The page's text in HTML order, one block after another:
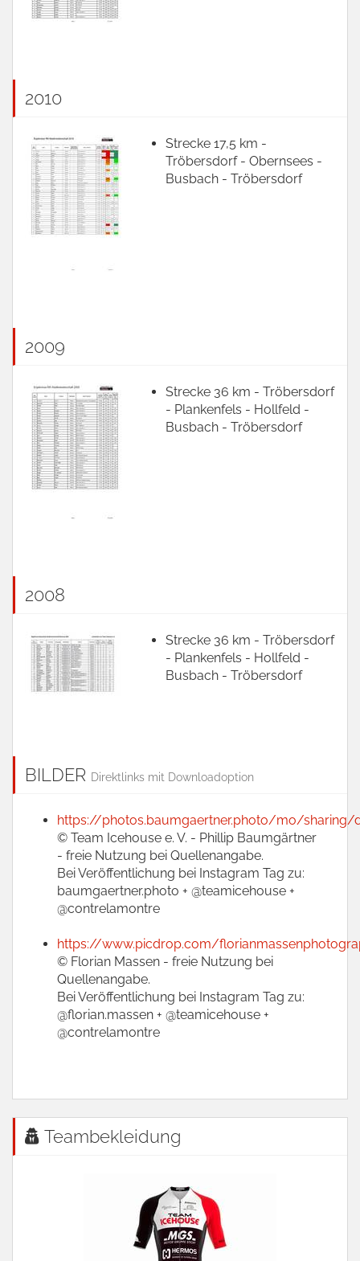
2010
Strecke 17,5 km -
Tröbersdorf - Obernsees -
Busbach - Tröbersdorf
2009
Strecke 36 km - Tröbersdorf
- Plankenfels - Hollfeld -
Busbach - Tröbersdorf
2008
Strecke 36 km - Tröbersdorf
- Plankenfels - Hollfeld -
Busbach - Tröbersdorf
BILDER Direktlinks mit Downloadoption
https://photos.baumgaertner.photo/mo/sharing/
© Team Icehouse e. V. - Phillip Baumgärtner
- freie Nutzung bei Quellenangabe.
Bei Veröffentlichung bei Instagram Tag zu:
baumgaertner.photo + @teamicehouse +
@contrelamontre
https://www.picdrop.com/
© Florian Massen - freie Nutzung bei
Quellenangabe.
Bei Veröffentlichung bei Instagram Tag zu:
@florian.massen + @teamicehouse +
@contrelamontre
Teambekleidung